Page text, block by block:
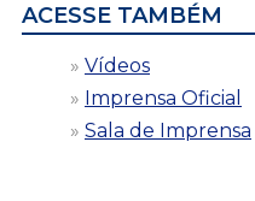
ACESSE TAMBÉM
Vídeos
Imprensa Oficial
Sala de Imprensa